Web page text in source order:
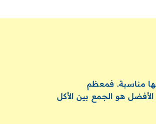
مناسبة. فمعظم
هو الجمع بين الأكل